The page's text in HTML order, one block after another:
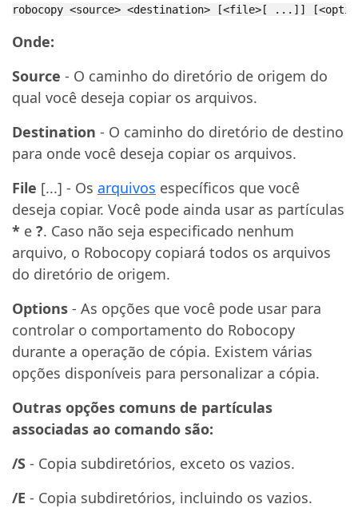
robocopy <source> <destination> [<file>[ ...]]
Onde:
Source - O caminho do diretório de origem do
qual você deseja copiar os arquivos.
Destination - O caminho do diretório de destino
para onde você deseja copiar os arquivos.
File [...] - Os arquivos específicos que você
deseja copiar. Você pode ainda usar as partículas
* e ?. Caso não seja especificado nenhum
arquivo, o Robocopy copiará todos os arquivos
do diretório de origem.
Options - As opções que você pode usar para
controlar o comportamento do Robocopy
durante a operação de cópia. Existem várias
opções disponíveis para personalizar a cópia.
Outras opções comuns de partículas
associadas ao comando são:
/S - Copia subdiretórios, exceto os vazios.
/E - Copia subdiretórios, incluindo os vazios.